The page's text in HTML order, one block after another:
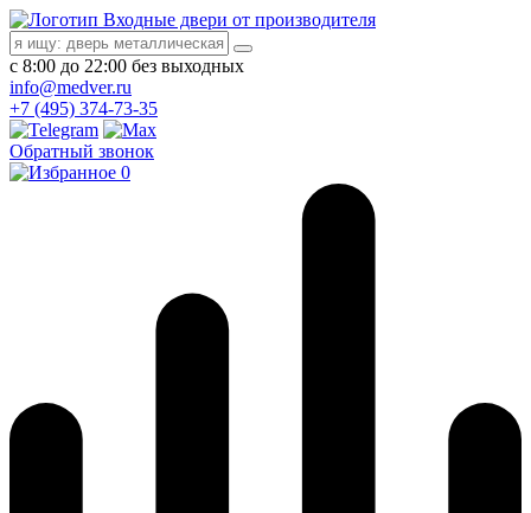
Входные двери от производителя
с 8:00 до 22:00 без выходных
info@medver.ru
+7 (495) 374-73-35
Обратный звонок
0